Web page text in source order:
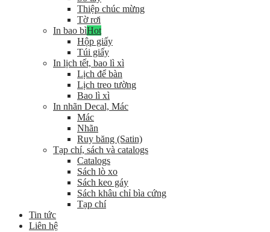
Thiệp chúc mừng
Tờ rơi
In bao bìHot
Hộp giấy
Túi giấy
In lịch tết, bao lì xì
Lịch để bàn
Lịch treo tường
Bao lì xì
In nhãn Decal, Mác
Mác
Nhãn
Ruy băng (Satin)
Tạp chí, sách và catalogs
Catalogs
Sách lò xo
Sách keo gáy
Sách khâu chỉ bìa cứng
Tạp chí
Tin tức
Liên hệ